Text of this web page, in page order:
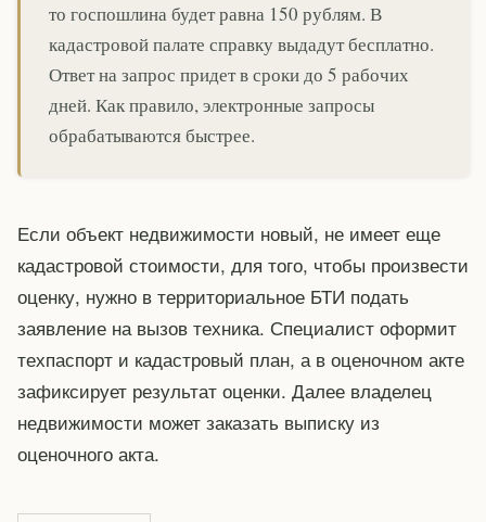
то госпошлина будет равна 150 рублям. В
кадастровой палате справку выдадут бесплатно.
Ответ на запрос придет в сроки до 5 рабочих
дней. Как правило, электронные запросы
обрабатываются быстрее.
Если объект недвижимости новый, не имеет еще
кадастровой стоимости, для того, чтобы произвести
оценку, нужно в территориальное БТИ подать
заявление на вызов техника. Специалист оформит
техпаспорт и кадастровый план, а в оценочном акте
зафиксирует результат оценки. Далее владелец
недвижимости может заказать выписку из
оценочного акта.